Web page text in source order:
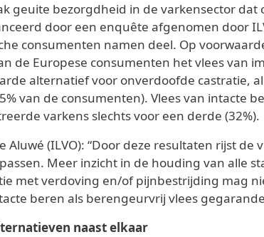
geuite bezorgdheid in de varkensector
door een enquête afgenomen door
consumenten namen deel. Op
de Europese consumenten het vlees van
alternatief voor onverdoofde castratie,
van de consumenten). Vlees van intacte
varkens slechts voor een derde (32%).
Aluwé (ILVO): “Door deze resultaten rijst
Meer inzicht in de houding van alle
met verdoving en/of pijnbestrijding mag
beren als berengeurvrij vlees
naast elkaar